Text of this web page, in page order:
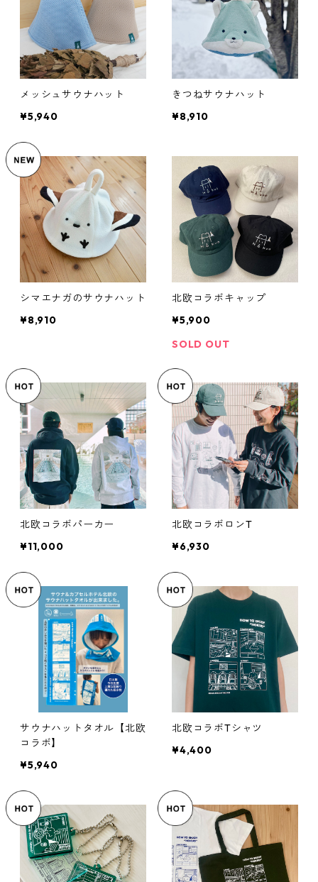
メッシュサウナハット
¥5,940
きつねサウナハット
¥8,910
シマエナガのサウナハット
¥8,910
北欧コラボキャップ
¥5,900
SOLD OUT
北欧コラボパーカー
¥11,000
北欧コラボロンT
¥6,930
サウナハットタオル【北欧
コラボ】
¥5,940
北欧コラボTシャツ
¥4,400